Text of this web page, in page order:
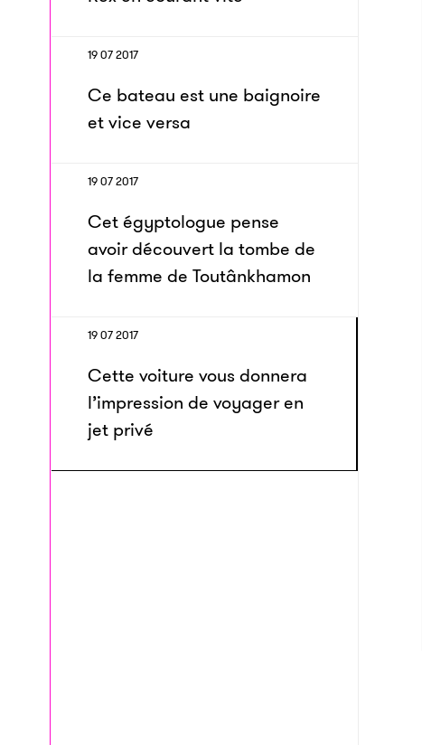
19 07 2017
Ce bateau est une baignoire
et vice versa
19 07 2017
Cet égyptologue pense
avoir découvert la tombe de
la femme de Toutânkhamon
19 07 2017
Cette voiture vous donnera
l’impression de voyager en
jet privé